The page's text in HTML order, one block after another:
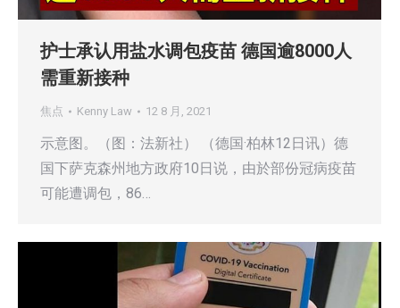
护士承认用盐水调包疫苗 德国逾8000人
需重新接种
焦点 Kenny Law 12 8 月, 2021
示意图。（图：法新社） （德国·柏林12日讯）德
国下萨克森州地方政府10日说，由於部份冠病疫苗
可能遭调包，86…